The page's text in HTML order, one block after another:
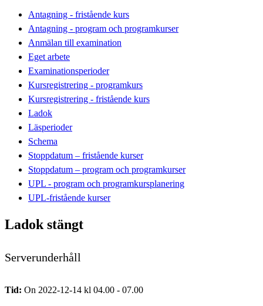
Antagning - fristående kurs
Antagning - program och programkurser
Anmälan till examination
Eget arbete
Examinationsperioder
Kursregistrering - programkurs
Kursregistrering - fristående kurs
Ladok
Läsperioder
Schema
Stoppdatum – fristående kurser
Stoppdatum – program och programkurser
UPL - program och programkursplanering
UPL-fristående kurser
Ladok stängt
Serverunderhåll
Tid: On 2022-12-14 kl 04.00 - 07.00